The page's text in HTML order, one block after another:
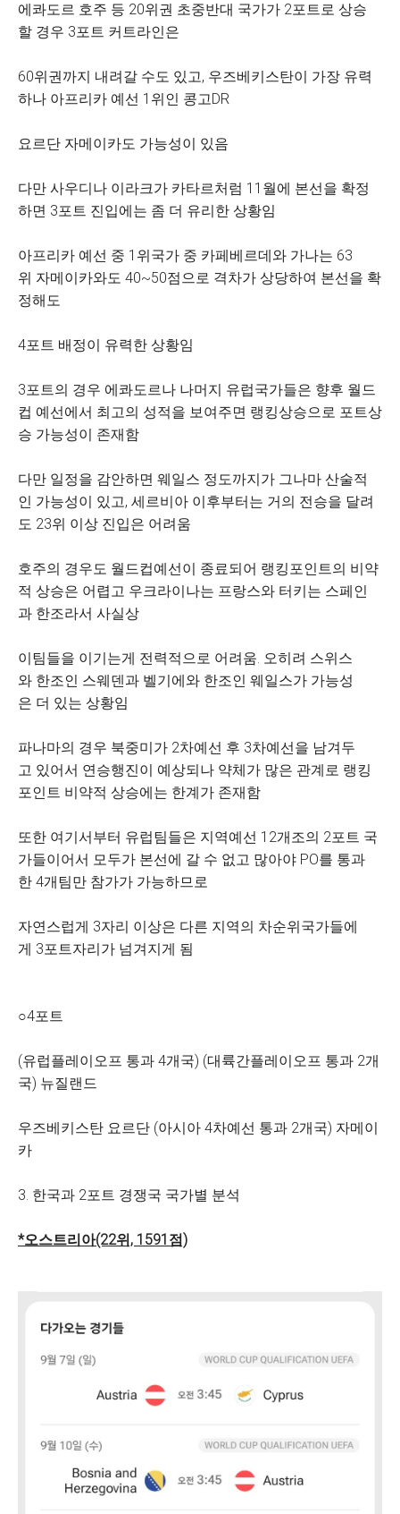
에콰도르 호주 등 20위권 초중반대 국가가 2포트로 상승
할 경우 3포트 커트라인은
60위권까지 내려갈 수도 있고, 우즈베키스탄이 가장 유력
하나 아프리카 예선 1위인 콩고DR
요르단 자메이카도 가능성이 있음
다만 사우디나 이라크가 카타르처럼 11월에 본선을 확정
하면 3포트 진입에는 좀 더 유리한 상황임
아프리카 예선 중 1위국가 중 카페베르데와 가나는 63
위 자메이카와도 40~50점으로 격차가 상당하여 본선을 확
정해도
4포트 배정이 유력한 상황임
3포트의 경우 에콰도르나 나머지 유럽국가들은 향후 월드
컵 예선에서 최고의 성적을 보여주면 랭킹상승으로 포트상
승 가능성이 존재함
다만 일정을 감안하면 웨일스 정도까지가 그나마 산술적
인 가능성이 있고, 세르비아 이후부터는 거의 전승을 달려
도 23위 이상 진입은 어려움
호주의 경우도 월드컵예선이 종료되어 랭킹포인트의 비약
적 상승은 어렵고 우크라이나는 프랑스와 터키는 스페인
과 한조라서 사실상
이팀들을 이기는게 전력적으로 어려움. 오히려 스위스
와 한조인 스웨덴과 벨기에와 한조인 웨일스가 가능성
은 더 있는 상황임
파나마의 경우 북중미가 2차예선 후 3차예선을 남겨두
고 있어서 연승행진이 예상되나 약체가 많은 관계로 랭킹
포인트 비약적 상승에는 한계가 존재함
또한 여기서부터 유럽팀들은 지역예선 12개조의 2포트 국
가들이어서 모두가 본선에 갈 수 없고 많아야 PO를 통과
한 4개팀만 참가가 가능하므로
자연스럽게 3자리 이상은 다른 지역의 차순위국가들에
게 3포트자리가 넘겨지게 됨
○4포트
(유럽플레이오프 통과 4개국) (대륙간플레이오프 통과 2개
국) 뉴질랜드
우즈베키스탄 요르단 (아시아 4차예선 통과 2개국) 자메이
카
3. 한국과 2포트 경쟁국 국가별 분석
*오스트리아(22위, 1591점)